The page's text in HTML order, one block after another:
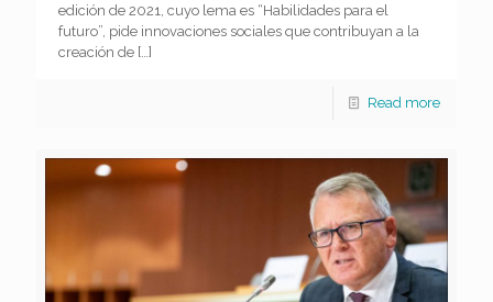
edición de 2021, cuyo lema es “Habilidades para el
futuro”, pide innovaciones sociales que contribuyan a la
creación de […]
Read more